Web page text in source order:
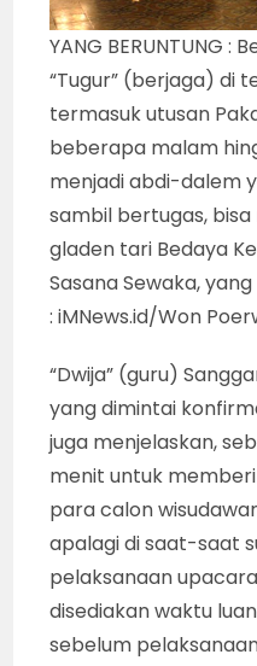
YANG BERUNTUNG
“Tugur” (berjaga) di
termasuk utusan
beberapa malam
menjadi abdi-dalem
sambil bertugas,
gladen tari Bedaya
Sasana Sewaka,
: iMNews.id/Won
“Dwija” (guru)
yang dimintai
juga menjelaskan,
menit untuk
para calon
apalagi di saat-saat
pelaksanaan
disediakan waktu
sebelum